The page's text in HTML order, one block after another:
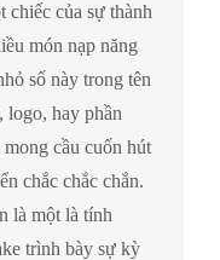
chiếc của sự thành
món nạp năng
số này trong tên
logo, hay phần
cầu cuốn hút
chắc chắc chắn.
là một là tính
trình bày sự kỳ